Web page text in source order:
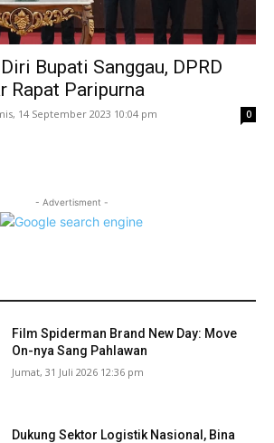
Bupati Sanggau, DPRD
Rapat Paripurna
14 September 2023 10:04 pm 0
- Advertisment -
Film Spiderman Brand New Day: Move
On-nya Sang Pahlawan
Jumat, 31 Juli 2026 12:36 pm
Dukung Sektor Logistik Nasional, Bina